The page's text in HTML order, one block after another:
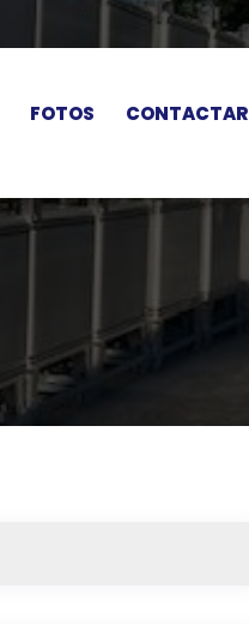
FOTOS CONTACTAR